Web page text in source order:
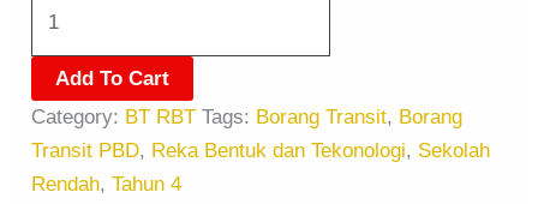
Add To Cart
Category: BT RBT Tags: Borang Transit, Borang
Transit PBD, Reka Bentuk dan Tekonologi, Sekolah
Rendah,Tahun 4